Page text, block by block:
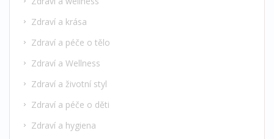
Zdraví a krása
Zdraví a péče o tělo
Zdraví a Wellness
Zdraví a životní styl
Zdraví a péče o děti
Zdraví a hygiena